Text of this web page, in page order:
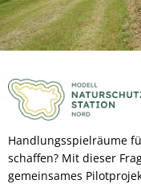
Handlungsspielräume
schaffen? Mit dieser
gemeinsames